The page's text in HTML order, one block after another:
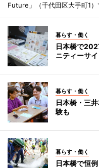
Future」（千代田区大手町1）
暮らす・働く
日本橋で
ニティーサ
暮らす・働く
日本橋・三
験も
暮らす・働く
日本橋で恒